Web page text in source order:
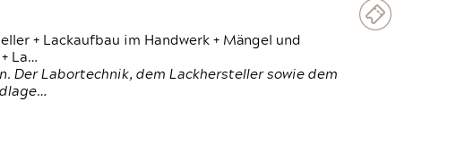
+ Lackaufbau im Handwerk + Mängel und
La…
Der Labortechnik, dem Lackhersteller sowie dem